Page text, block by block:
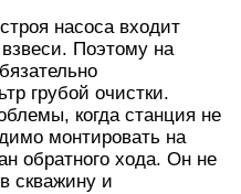
насоса входит
Поэтому на
грубой очистки.
когда станция не
монтировать на
обратного хода. Он не
скважину и